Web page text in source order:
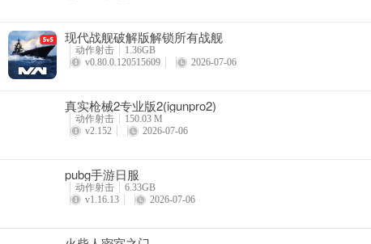
现代战舰破解版解锁所有战舰
动作射击
1.36GB
v0.80.0.120515609
2026-07-06
真实枪械2专业版2(igunpro2)
动作射击
150.03 M
v2.152
2026-07-06
pubg手游日服
动作射击
6.33GB
v1.16.13
2026-07-06